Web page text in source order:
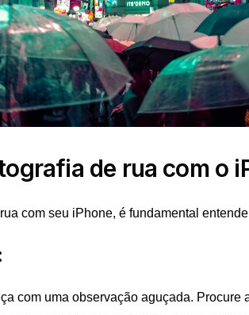
de rua com o
com seu iPhone, é fundamental
com uma observação aguçada. Procure